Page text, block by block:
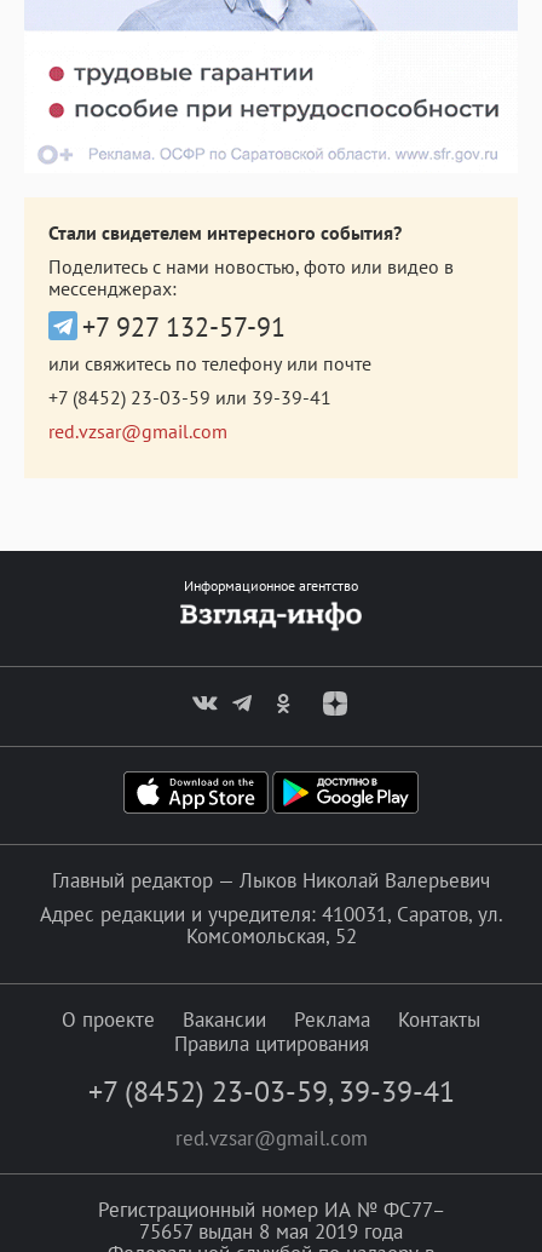
Стали свидетелем интересного события?
Поделитесь с нами новостью, фото или видео в
мессенджерах:
+7 927 132-57-91
или свяжитесь по телефону или почте
+7 (8452) 23-03-59 или 39-39-41
red.vzsar@gmail.com
Информационное агентство
Главный редактор — Лыков Николай Валерьевич
Адрес редакции и учредителя: 410031, Саратов, ул.
Комсомольская, 52
О проекте Вакансии Реклама
Контакты
Правила цитирования
+7 (8452) 23-03-59, 39-39-41
red.vzsar@gmail.com
Регистрационный номер ИА № ФС77–
75657 выдан 8 мая 2019 года